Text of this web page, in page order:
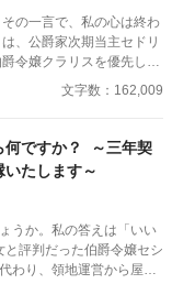
令嬢クラリスを優先し続
ことさえ、すべて彼女へ
、彼らはようやく私の存
して私を大切にしてくれ
文字数：162,009
何ですか？ ～三年契
たします～
うか。私の答えは「いい
と評判だった伯爵令嬢セシ
わり、領地運営から屋敷